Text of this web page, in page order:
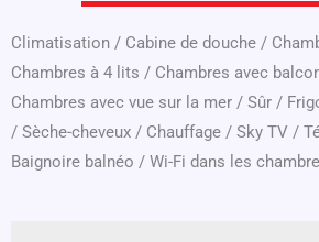
Climatisation / Cabine de douche /
Chambres à 4 lits / Chambres avec
Chambres avec vue sur la mer / Sûr /
/ Sèche-cheveux / Chauffage / Sky TV /
Baignoire balnéo / Wi-Fi dans les